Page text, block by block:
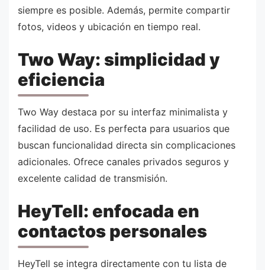
siempre es posible. Además, permite compartir
fotos, videos y ubicación en tiempo real.
Two Way: simplicidad y
eficiencia
Two Way destaca por su interfaz minimalista y
facilidad de uso. Es perfecta para usuarios que
buscan funcionalidad directa sin complicaciones
adicionales. Ofrece canales privados seguros y
excelente calidad de transmisión.
HeyTell: enfocada en
contactos personales
HeyTell se integra directamente con tu lista de